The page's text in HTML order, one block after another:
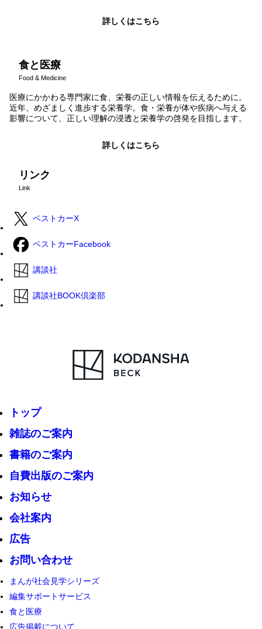
詳しくはこちら
食と医療
Food & Medicine
医療にかかわる専門家に食、栄養の正しい情報を伝えるために。
近年、めざましく進歩する栄養学。食・栄養が体や疾病へ与える
影響について、正しい理解の浸透と栄養学の啓発を目指します。
詳しくはこちら
リンク
Link
ベストカーX
ベストカーFacebook
講談社
講談社BOOK倶楽部
トップ
雑誌のご案内
書籍のご案内
自費出版のご案内
お知らせ
会社案内
広告
お問い合わせ
まんが社会見学シリーズ
編集サポートサービス
食と医療
広告掲載について